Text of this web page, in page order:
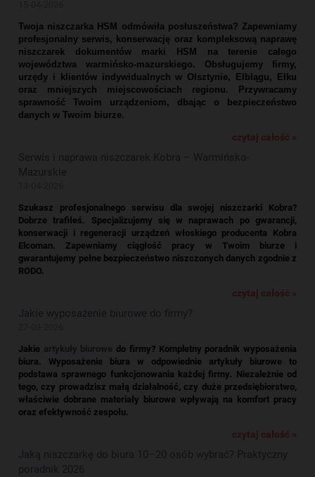
Twoja niszczarka HSM odmówiła posłuszeństwa? Zapewniamy
profesjonalny serwis, konserwację oraz kompleksową naprawę
niszczarek dokumentów marki HSM na terenie całego
województwa warmińsko-mazurskiego. Obsługujemy firmy,
urzędy i klientów indywidualnych w Olsztynie, Elblągu, Ełku
oraz mniejszych miejscowościach regionu. Przywracamy
sprawność Twoim urządzeniom, dbając o bezpieczeństwo
danych w Twoim biurze.
czytaj całość »
Serwis i naprawa niszczarek Kobra – Warmińsko-
Mazurskie
Szukasz profesjonalnego serwisu dla swojej niszczarki Kobra?
Dobrze trafiłeś. Specjalizujemy się w naprawach po gwarancji,
konserwacji i regeneracji urządzeń włoskiego producenta Kobra
Elcoman. Zapewniamy ciągłość pracy w Twoim biurze i
gwarantujemy pełne bezpieczeństwo niszczonych danych zgodnie z
RODO.
czytaj całość »
Jakie wyposażenie biurowe do firmy?
Jakie artykuły biurowe do firmy? Kompletny poradnik wyposażenia
biura. Wyposażenie biura w odpowiednie artykuły biurowe to
podstawa sprawnego funkcjonowania każdej firmy. Niezależnie od
tego, czy prowadzisz małą działalność, czy duże przedsiębiorstwo,
właściwie dobrane materiały biurowe wpływają na komfort pracy
oraz efektywność zespołu.
czytaj całość »
Jaką niszczarkę do biura 10–20 osób wybrać? Praktyczny
poradnik 2026